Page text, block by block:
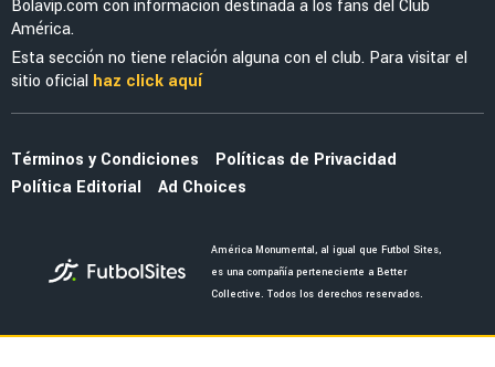
NOTICIAS
Israel Reyes reveló la enseñanza del Mundial:
"Aprendí a conocerme"